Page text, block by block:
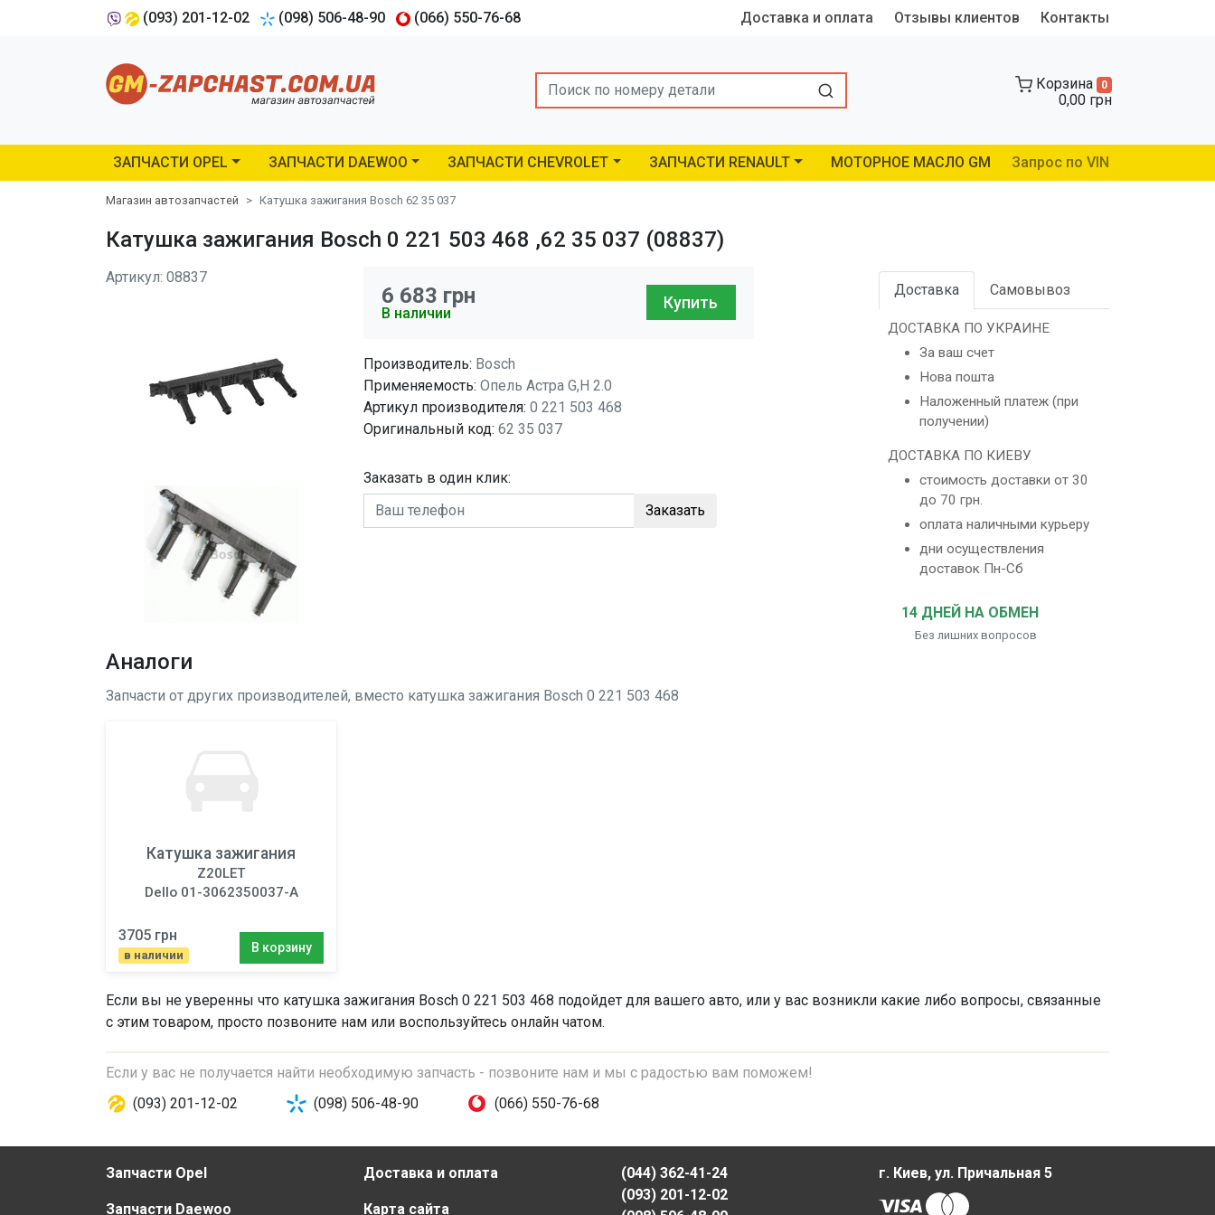
(093) 201-12-02 (098) 506-48-90 (066) 550-76-68 Доставка и оплата Отзывы клиентов Контакты
Search Корзина 0
0,00 грн
ЗАПЧАСТИ OPEL ЗАПЧАСТИ DAEWOO ЗАПЧАСТИ CHEVROLET ЗАПЧАСТИ RENAULT МОТОРНОЕ МАСЛО GM Запрос по VIN
Магазин автозапчастей Катушка зажигания Bosch 62 35 037
Катушка зажигания Bosch 0 221 503 468 ,62 35 037 (08837)
Артикул: 08837
6 683 грн
В наличии
Купить
Производитель: Bosch
Применяемость: Опель Астра G,H 2.0
Артикул производителя: 0 221 503 468
Оригинальный код: 62 35 037
Заказать в один клик:
Заказать
Доставка Самовывоз
ДОСТАВКА ПО УКРАИНЕ
За ваш счет
Нова пошта
Наложенный платеж (при
получении)
ДОСТАВКА ПО КИЕВУ
стоимость доставки от 30
до 70 грн.
оплата наличными курьеру
дни осуществления
доставок Пн-Сб
14 ДНЕЙ НА ОБМЕН
Без лишних вопросов
Аналоги
Запчасти от других производителей, вместо катушка зажигания Bosch 0 221 503 468
Катушка зажигания
Z20LET
Dello 01-3062350037-A
3705 грн
в наличии
В корзину
Если вы не уверенны что катушка зажигания Bosch 0 221 503 468 подойдет для вашего авто, или у вас возникли какие либо вопросы, связанные
с этим товаром, просто позвоните нам или воспользуйтесь онлайн чатом.
Если у вас не получается найти необходимую запчасть - позвоните нам и мы с радостью вам поможем!
(093) 201-12-02
(098) 506-48-90 (066) 550-76-68
Запчасти Opel
Запчасти Daewoo
Доставка и оплата
Карта сайта
(044) 362-41-24
(093) 201-12-02
г. Киев, ул. Причальная 5